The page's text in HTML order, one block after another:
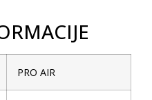
PRO AIR